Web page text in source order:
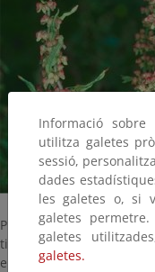
Planta herbácea de la
tipo nuez muy
envainadoras y flores
Informació
utilitza galetes
sessió,
dades
les galetes o, si
galetes
galetes
galetes.